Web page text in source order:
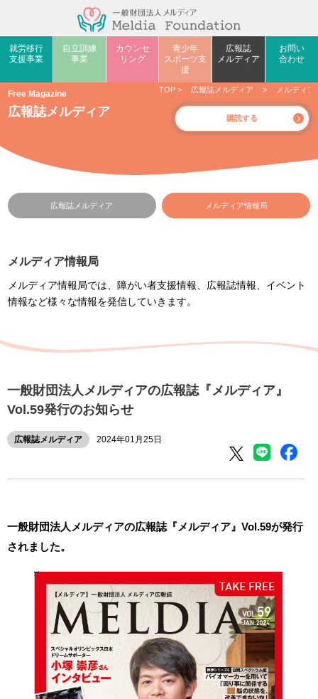
就労移行
支援事業
自立訓練
事業
カウンセ
リング
青少年
スポーツ支
援
広報誌
メルディア
お問い
合わせ
Free Magazine
広報誌メルディア
TOP > 広報誌メルディア > メルディア
購読する
広報誌メルディア メルディア情報局
メルディア情報局
メルディア情報局では、障がい者支援情報、広報誌情報、イベント
情報など様々な情報を発信していきます。
一般財団法人メルディアの広報誌『メルディア』
Vol.59発行のお知らせ
広報誌メルディア 2024年01月25日
一般財団法人メルディアの広報誌『メルディア』Vol.59が発行
されました。